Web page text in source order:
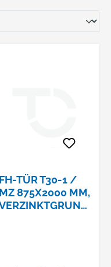
FH-TÜR T30-1 /
MZ 875X2000 MM,